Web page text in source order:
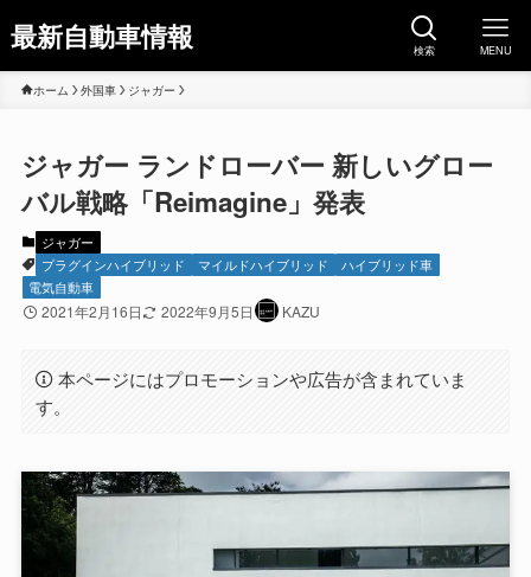
最新自動車情報 検索 MENU
ホーム 外国車 ジャガー
ジャガー ランドローバー 新しいグロー
バル戦略「Reimagine」発表
ジャガー
プラグインハイブリッド
マイルドハイブリッド
ハイブリッド車
電気自動車
2021年2月16日 2022年9月5日 KAZU
本ページにはプロモーションや広告が含まれていま
す。